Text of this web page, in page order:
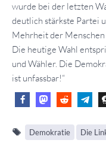
wurde bei der letzten
deutlich stärkste Partei
Mehrheit der
Die heutige Wahl
und Wähler. Die
ist unfassbar!“
Demokratie Die